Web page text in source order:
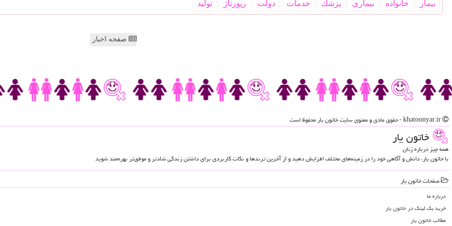
بیمار خانواده بیماری پزشك خدمات دولت رپورتاژ تولید
صفحه اخبار
خاتون یار
همه چیز درباره زنان
با خاتون یار، دانش و آگاهی خود را در زمینه‌های مختلف افزایش دهید و از آخرین ترندها و نکات کاربردی برای داشتن زندگی شادتر و موفق‌تر بهره‌مند شوید
صفحات خاتون یار
درباره ما
خرید بک لینک در خاتون یار
مطالب خاتون یار